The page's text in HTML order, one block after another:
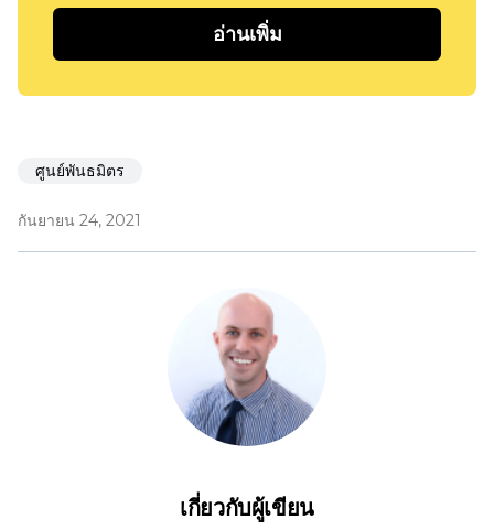
อ่านเพิ่ม
ศูนย์พันธมิตร
กันยายน 24, 2021
เกี่ยวกับผู้เขียน